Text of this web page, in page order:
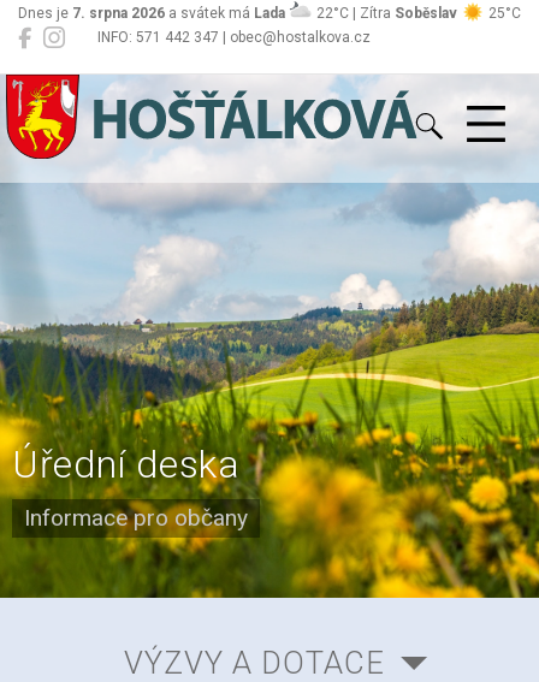
INFO: 571 442 347 | obec@hostalkova.cz
Dnes je 7. srpna 2026 a svátek má Lada 22°C | Zítra Soběslav 25°C
Hošťálková
Úřední deska
Informace pro občany
VÝZVY A DOTACE